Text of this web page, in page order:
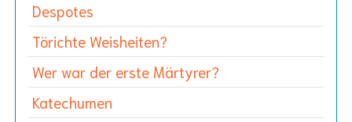
Despotes
Törichte Weisheiten?
Wer war der erste Märtyrer?
Katechumen